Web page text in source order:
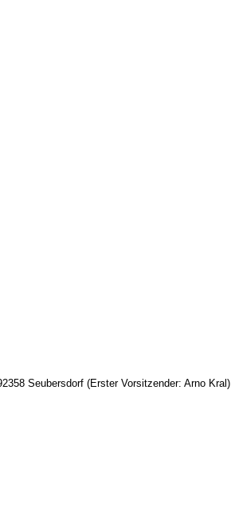
Seubersdorf (Erster Vorsitzender: Arno Kral)